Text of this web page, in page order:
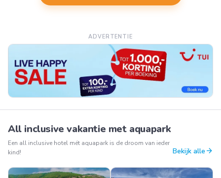
ADVERTENTIE
All inclusive vakantie met aquapark
Een all inclusive hotel mét aquapark is de droom van ieder
kind!
Bekijk alle arrow_forward